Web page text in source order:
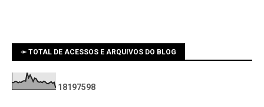
➛ TOTAL DE ACESSOS E ARQUIVOS DO BLOG
18197598